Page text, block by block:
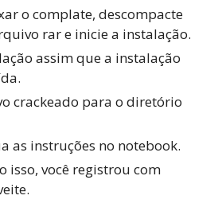
o complate, descompacte
rar e inicie a instalação.
assim que a instalação
crackeado para o diretório
as instruções no notebook.
isso, você registrou com